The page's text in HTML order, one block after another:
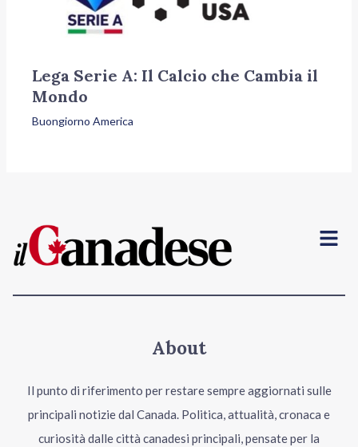
Lega Serie A: Il Calcio che Cambia il
Mondo
Buongiorno America
Menu
About
Il punto di riferimento per restare sempre aggiornati sulle
principali notizie dal Canada. Politica, attualità, cronaca e
curiosità dalle città canadesi principali, pensate per la